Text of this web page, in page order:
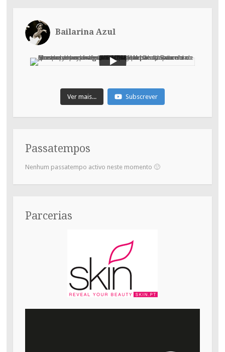
Bailarina Azul
Ver mais... Subscrever
Passatempos
Nenhum passatempo activo neste momento 🙂
Parcerias